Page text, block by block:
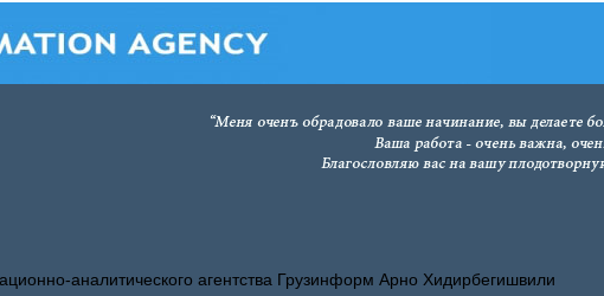
аналитического агентства Грузинформ Арно Хидирбегишвили